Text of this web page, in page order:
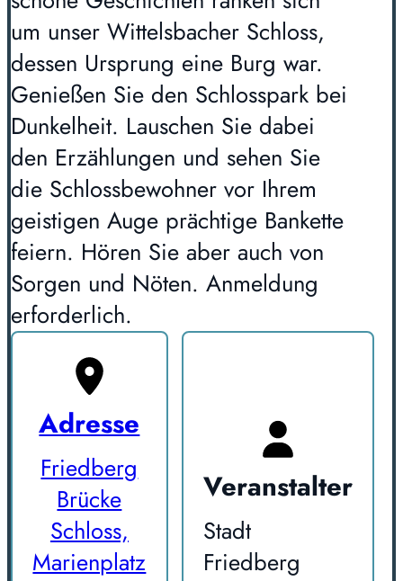
um unser Wittelsbacher Schloss,
dessen Ursprung eine Burg war.
Genießen Sie den Schlosspark bei
Dunkelheit. Lauschen Sie dabei
den Erzählungen und sehen Sie
die Schlossbewohner vor Ihrem
geistigen Auge prächtige Bankette
feiern. Hören Sie aber auch von
Sorgen und Nöten. Anmeldung
erforderlich.
Adresse
Friedberg
Brücke
Schloss,
Marienplatz
Veranstalter
Stadt
Friedberg